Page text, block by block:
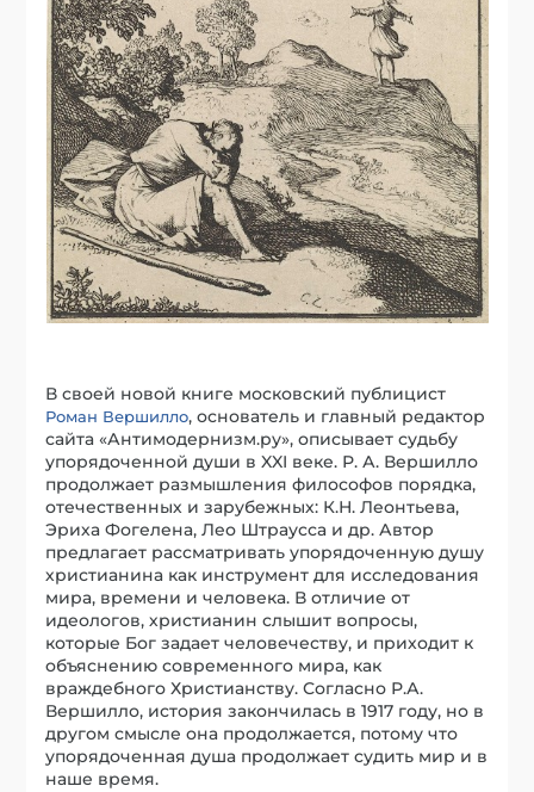
В своей новой книге московский публицист
Роман Вершилло, основатель и главный редактор
сайта «Антимодернизм.ру», описывает судьбу
упорядоченной души в XXI веке. Р. А. Вершилло
продолжает размышления философов порядка,
отечественных и зарубежных: К.Н. Леонтьева,
Эриха Фогелена, Лео Штраусса и др. Автор
предлагает рассматривать упорядоченную душу
христианина как инструмент для исследования
мира, времени и человека. В отличие от
идеологов, христианин слышит вопросы,
которые Бог задает человечеству, и приходит к
объяснению современного мира, как
враждебного Христианству. Согласно Р.А.
Вершилло, история закончилась в 1917 году, но в
другом смысле она продолжается, потому что
упорядоченная душа продолжает судить мир и в
наше время.